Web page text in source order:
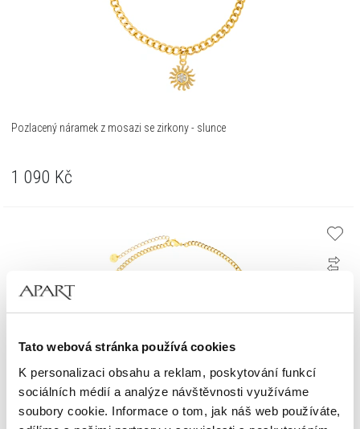
Tato webová stránka používá cookies
K personalizaci obsahu a reklam, poskytování funkcí
sociálních médií a analýze návštěvnosti využíváme
soubory cookie. Informace o tom, jak náš web používáte,
Pozlacený náramek z mosazi se zirkony - slunce
1 090 Kč